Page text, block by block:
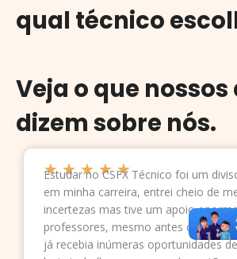
qual técnico
Veja o que
dizem sobre nós.
★ ★ ★ ★ ★Classificado
como
5
de
5
Estudar no CSFX Técnico foi um
em minha carreira, entrei cheio de
incertezas mas tive um apoio
professores, mesmo antes da
já recebia inúmeras oportunidades